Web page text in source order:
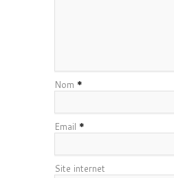
Nom *
Email *
Site internet